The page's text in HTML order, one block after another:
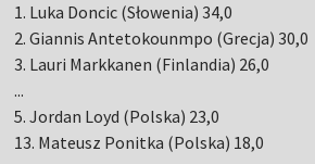
1. Luka Doncic (Słowenia) 34,0
2. Giannis Antetokounmpo (Grecja) 30,0
3. Lauri Markkanen (Finlandia) 26,0
...
5. Jordan Loyd (Polska) 23,0
13. Mateusz Ponitka (Polska) 18,0